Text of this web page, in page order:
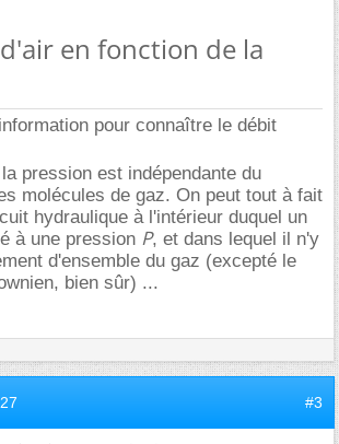
en fonction de la
pour connaître le débit
pression est indépendante du
molécules de gaz. On peut tout à fait
hydraulique à l'intérieur duquel un
à une pression P, et dans lequel il n'y
d'ensemble du gaz (excepté le
bien sûr) ...
#3